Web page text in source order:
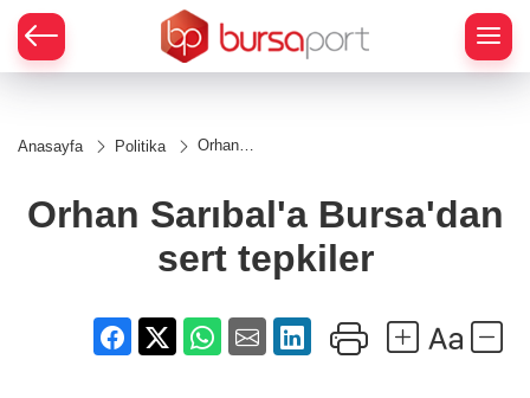
Anasayfa Politika
Orhan
tepkiler
Orhan Sarıbal'a Bursa'dan
sert tepkiler